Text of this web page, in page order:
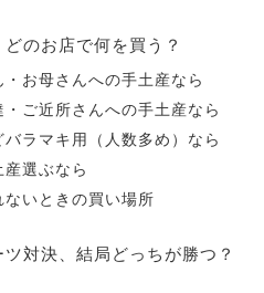
のお店で何を買う？
お母さんへの手土産なら
ご近所さんへの手土産なら
ラマキ用（人数多め）なら
選ぶなら
ないときの買い場所
対決、結局どっちが勝つ？